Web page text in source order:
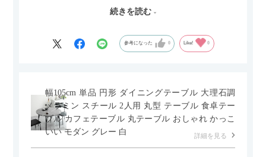
セラミック天板が思った以上に滑りが良く、汚れも拭きやすい
はいけないかもしれません。天板が冷たいので冬にどうなるの
かなというのも気になります。
続きを読む
参考になった 0 Like! 0
幅105cm 単品 円形 ダイニングテーブル 大理石調
メラミン スチール 2人用 丸型 テーブル 食卓テー
ブル カフェテーブル 丸テーブル おしゃれ かっこ
いい モダン グレー 白
詳細を見る